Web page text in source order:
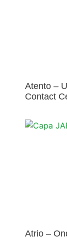
Atento –
Contact
Atrio –